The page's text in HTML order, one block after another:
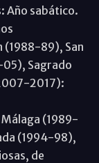
Año sabático.
(1988-89), San
05), Sagrado
2017):
(1989-
(1994-98),
de